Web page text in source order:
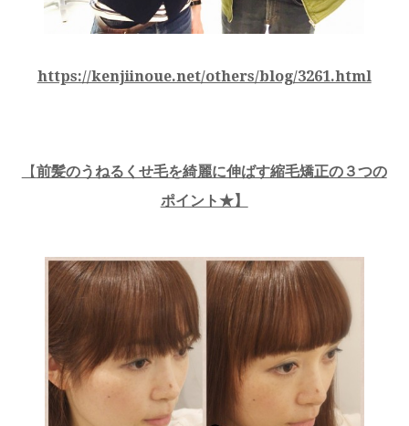
https://kenjiinoue.net/others/blog/3261.html
【前髪のうねるくせ毛を綺麗に伸ばす縮毛矯正の３つの
ポイント★】